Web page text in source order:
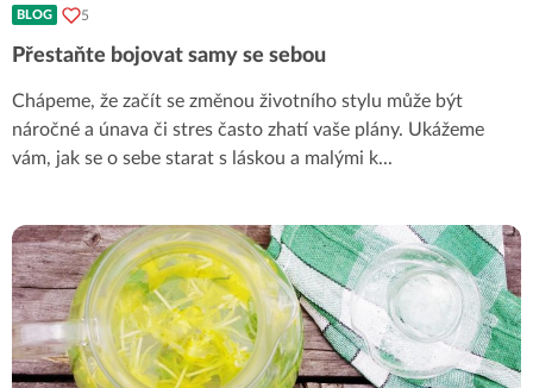
BLOG 5
Přestaňte bojovat samy se sebou
Chápeme, že začít se změnou životního stylu může být
náročné a únava či stres často zhatí vaše plány. Ukážeme
vám, jak se o sebe starat s láskou a malými k...